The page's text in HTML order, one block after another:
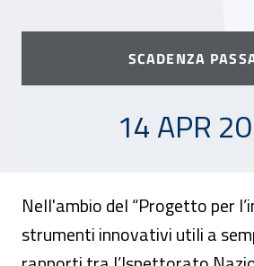
SCADENZA
14 APRILE 2020
14 APR
Nell'ambio del “Progetto per
strumenti innovativi utili a